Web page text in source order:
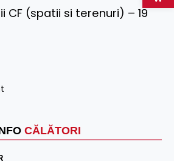
CĂLĂTORI
CF (spatii si terenuri) – 19